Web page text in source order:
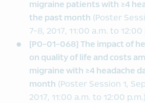
migraine patients with ≥4
the past month (Poster
7-8, 2017, 11:00 a.m. to 12:00
[PO-01-068] The impact of
on quality of life and costs
migraine with ≥4 headache
month (Poster Session 1,
2017, 11:00 a.m. to 12:00 p.m.)